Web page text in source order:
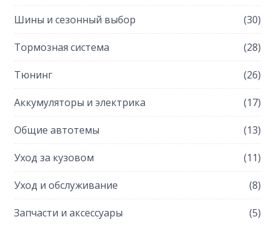
Шины и сезонный выбор (30)
Тормозная система (28)
Тюнинг (26)
Аккумуляторы и электрика (17)
Общие автотемы (13)
Уход за кузовом (11)
Уход и обслуживание (8)
Запчасти и аксессуары (5)